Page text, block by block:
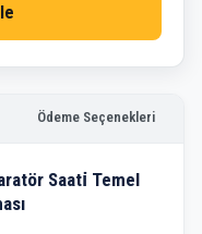
Ödeme Seçenekleri
Saati̇ Temel